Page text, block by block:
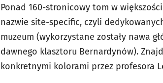
Ponad 160-stronicowy tom w
nazwie site-specific, czyli
muzeum (wykorzystane zostały nawa
dawnego klasztoru Bernardynów).
konkretnymi kolorami przez profesora